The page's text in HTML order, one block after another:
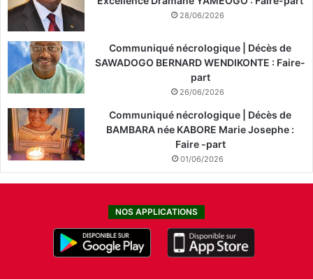
28/06/2026
Communiqué nécrologique | Décès de
SAWADOGO BERNARD WENDIKONTE : Faire-
part
26/06/2026
Communiqué nécrologique | Décès de
BAMBARA née KABORE Marie Josephe :
Faire -part
01/06/2026
NOS APPLICATIONS